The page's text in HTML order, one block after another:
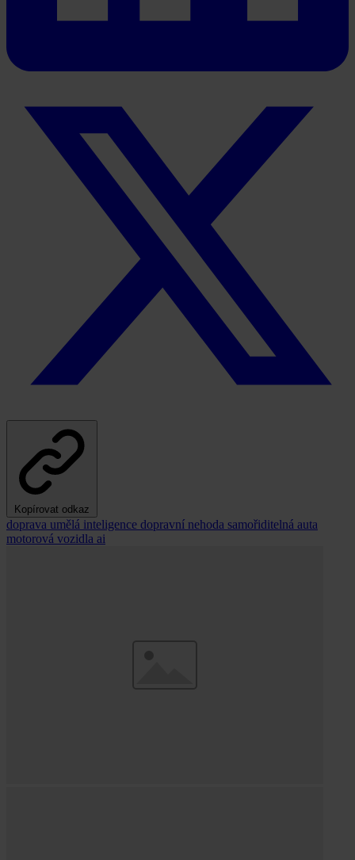
Kopírovat odkaz
doprava umělá inteligence dopravní nehoda samořiditelná auta
motorová vozidla ai